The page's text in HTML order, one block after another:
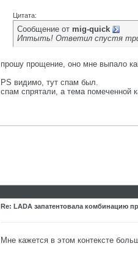
Цитата:
Сообщение от mig-quick
Иптыть! Ответил спустя три
прошу прощение, оно мне выпало
PS видимо, тут спам был.
спам спрятали, а тема помеченной
Re: LADA запатентовала комбинацию
Мне кажется в этом контексте